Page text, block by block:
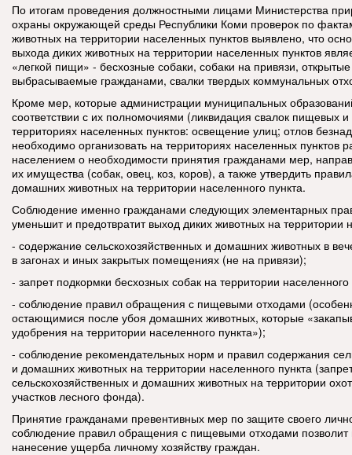
По итогам проведения должностными лицами Министерства
охраны окружающей среды Республики Коми проверок по
животных на территории населенных пунктов выявлено, что
выхода диких животных на территории населенных пунктов
«легкой пищи» - бесхозные собаки, собаки на привязи,
выбрасываемые гражданами, свалки твердых коммунальных
Кроме мер, которые администрации муниципальных
соответствии с их полномочиями (ликвидация свалок пищевых
территориях населенных пунктов: освещение улиц; отлов
необходимо организовать на территориях населенных пунктов
населением о необходимости принятия гражданами мер,
их имущества (собак, овец, коз, коров), а также утвердить
домашних животных на территории населенного пункта.
Соблюдение именно гражданами следующих элементарных
уменьшит и предотвратит выход диких животных на территории
- содержание сельскохозяйственных и домашних животных в
в загонах и иных закрытых помещениях (не на привязи);
- запрет подкормки бесхозных собак на территории населенного
- соблюдение правил обращения с пищевыми отходами
остающимися после убоя домашних животных, которые
удобрения на территории населенного пункта»);
- соблюдение рекомендательных норм и правил содержания
и домашних животных на территории населенного пункта
сельскохозяйственных и домашних животных на территории
участков лесного фонда).
Принятие гражданами превентивных мер по защите своего
соблюдение правил обращения с пищевыми отходами позволит
нанесение ущерба личному хозяйству граждан.